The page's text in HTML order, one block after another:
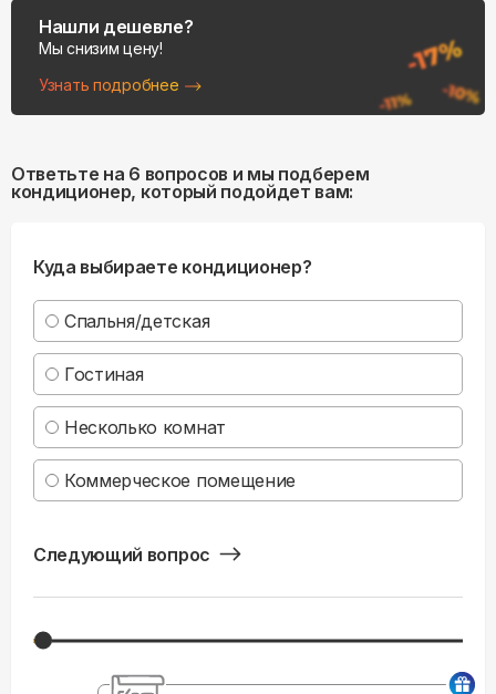
Нашли дешевле?
Мы снизим цену!
Узнать подробнее
Ответьте на 6 вопросов и мы подберем
кондиционер, который подойдет вам:
Куда выбираете кондиционер?
Спальня/детская
Гостиная
Несколько комнат
Коммерческое помещение
Следующий вопрос